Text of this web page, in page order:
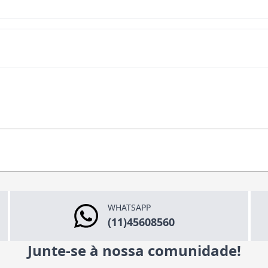
WHATSAPP
(11)45608560
Junte-se à nossa comunidade!